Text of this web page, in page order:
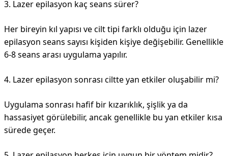
3. Lazer epilasyon kaç seans sürer?
Her bireyin kıl yapısı ve cilt tipi farklı olduğu için lazer
epilasyon seans sayısı kişiden kişiye değişebilir. Genellikle
6-8 seans arası uygulama yapılır.
4. Lazer epilasyon sonrası ciltte yan etkiler oluşabilir mi?
Uygulama sonrası hafif bir kızarıklık, şişlik ya da
hassasiyet görülebilir, ancak genellikle bu yan etkiler kısa
sürede geçer.